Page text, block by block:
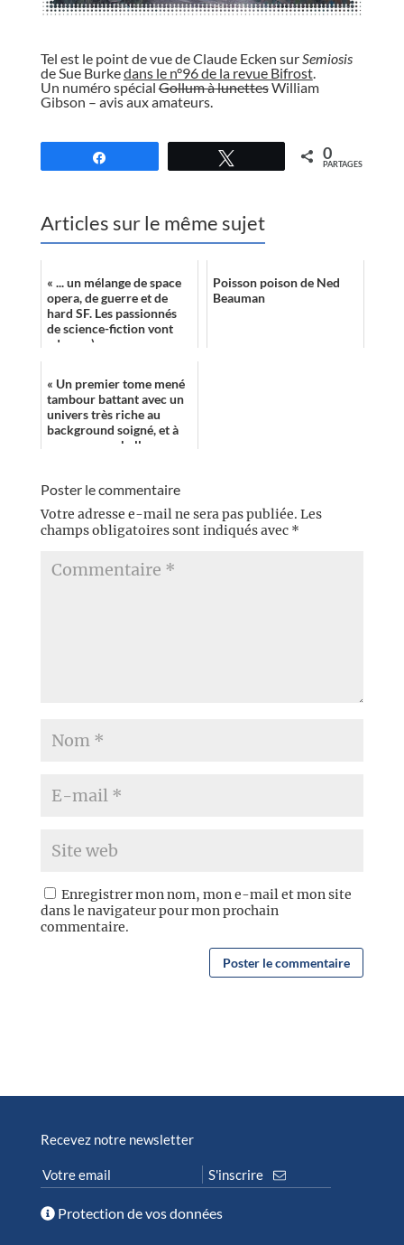
Tel est le point de vue de Claude Ecken sur Semiosis
de Sue Burkedans le n°96 de la revue Bifrost.
Un numéro spécialGollum à lunettesWilliam
Gibson – avis aux amateurs.
0
PARTAGES
Articles sur le même sujet
« ... un mélange de space
opera, de guerre et de
hard SF. Les passionnés
de science-fiction vont
adorer :) »
Poisson poison de Ned
Beauman
« Un premier tome mené
tambour battant avec un
univers très riche au
background soigné, et à
nouveau une belle
Poster le commentaire
Votre adresse e-mail ne sera pas publiée. Les
champs obligatoires sont indiqués avec *
Enregistrer mon nom, mon e-mail et mon site
dans le navigateur pour mon prochain
commentaire.
Recevez notre newsletter
Protection de vos données